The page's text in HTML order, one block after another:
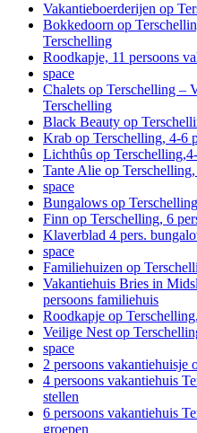
Vakantieboerderijen op
Bokkedoorn op
Terschelling
Roodkapje, 11 persoons
space
Chalets op Terschelling –
Terschelling
Black Beauty op
Krab op Terschelling, 4-6
Lichthûs op
Tante Alie op
space
Bungalows op
Finn op Terschelling, 6
Klaverblad 4 pers.
space
Familiehuizen op
Vakantiehuis Bries in
persoons familiehuis
Roodkapje op
Veilige Nest op
space
2 persoons vakantiehuisje
4 persoons vakantiehuis
stellen
6 persoons vakantiehuis
groepen